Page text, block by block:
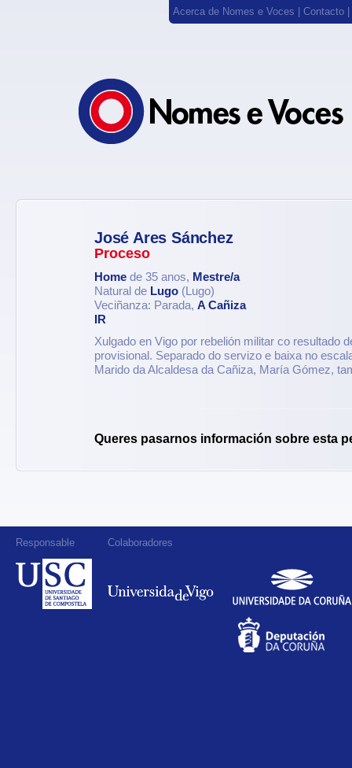
Acerca de Nomes e Voces Contacto
José Ares Sánchez
Proceso
Home de 35 anos, Mestre/a
Natural de Lugo (Lugo)
Veciñanza: Parada, A Cañiza
IR
Xulgado en Vigo por rebelión militar co resultado
provisional. Separado do servizo e baixa no
Marido da Alcaldesa da Cañiza, María Gómez,
Queres pasarnos información sobre esta
Responsable Colaboradores